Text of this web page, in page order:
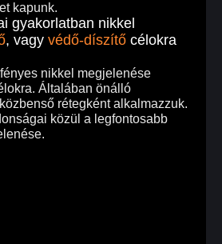
kapunk.
gyakorlatban nikkel
, vagy védő-díszítő célokra
nikkel megjelenése
Általában önálló
rétegként alkalmazzuk.
közül a legfontosabb